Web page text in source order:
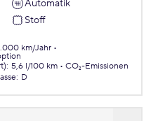
Automatik
Stoff
km/Jahr
: 5,6 l/100 km
CO₂-Emissionen
: D